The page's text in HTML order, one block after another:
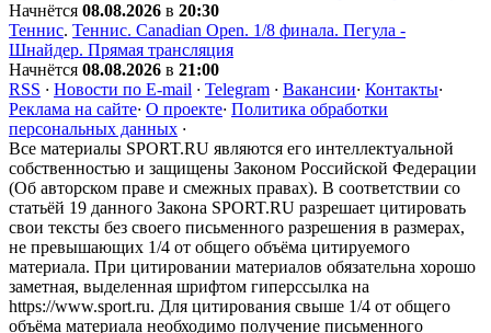
Начнётся 08.08.2026 в 20:30
Теннис. Теннис. Canadian Open. 1/8 финала. Пегула -
Шнайдер. Прямая трансляция
Начнётся 08.08.2026 в 21:00
RSS · Новости по E-mail · Telegram · Вакансии· Контакты·
Реклама на сайте· О проекте· Политика обработки
персональных данных ·
Все материалы SPORT.RU являются его интеллектуальной
собственностью и защищены Законом Российской Федерации
(Об авторском праве и смежных правах). В соответствии со
статьёй 19 данного Закона SPORT.RU разрешает цитировать
свои тексты без своего письменного разрешения в размерах,
не превышающих 1/4 от общего объёма цитируемого
материала. При цитировании материалов обязательна хорошо
заметная, выделенная шрифтом гиперссылка на
https://www.sport.ru. Для цитирования свыше 1/4 от общего
объёма материала необходимо получение письменного